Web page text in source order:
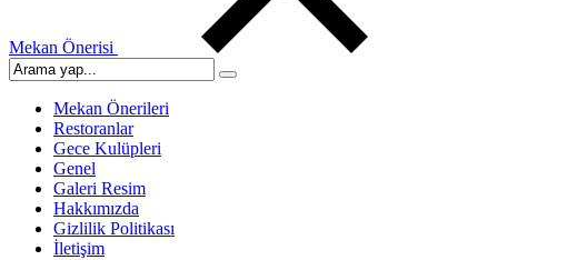
Mekan Önerisi
Mekan Önerileri
Restoranlar
Gece Kulüpleri
Genel
Galeri Resim
Hakkımızda
Gizlilik Politikası
İletişim